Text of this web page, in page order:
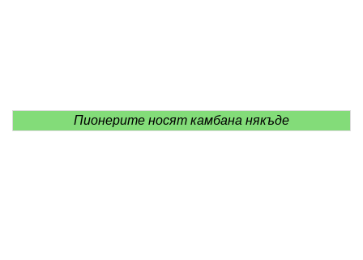
Пионерите носят камбана някъде